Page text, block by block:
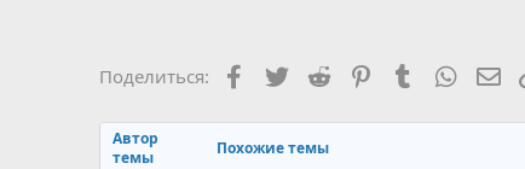
Поделиться: Facebook
TwitterReddit PinterestTumblr
Автор
темы
Похожие темы